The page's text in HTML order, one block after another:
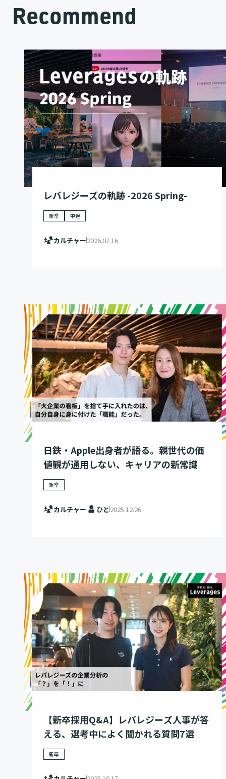
Recommend
レバレジーズの軌跡 -2026 Spring-
新卒 中途
カルチャー2026.07.16
日鉄・Apple出身者が語る。親世代の価
値観が通用しない、キャリアの新常識
新卒
カルチャー ひと 2025.12.26
【新卒採用Q&A】レバレジーズ人事が答
える、選考中によく聞かれる質問7選
新卒